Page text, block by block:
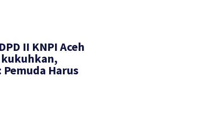
II KNPI Aceh
Harus